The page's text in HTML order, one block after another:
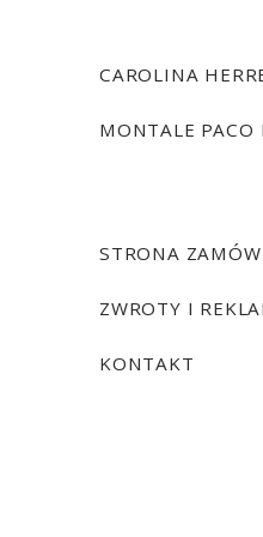
CAROLINA
MONTALE PACO
STRONA
ZWROTY I
KONTAKT